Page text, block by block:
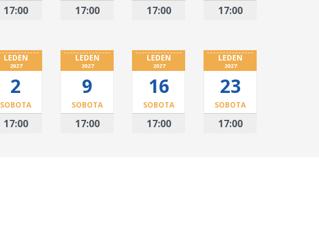
17:00 17:00 17:00 17:00
LEDEN
2027
2
SOBOTA
17:00
LEDEN
2027
9
SOBOTA
17:00
LEDEN
2027
16
SOBOTA
17:00
LEDEN
2027
23
SOBOTA
17:00